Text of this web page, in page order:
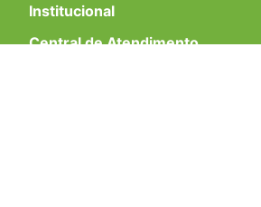
Institucional
Central de Atendimento